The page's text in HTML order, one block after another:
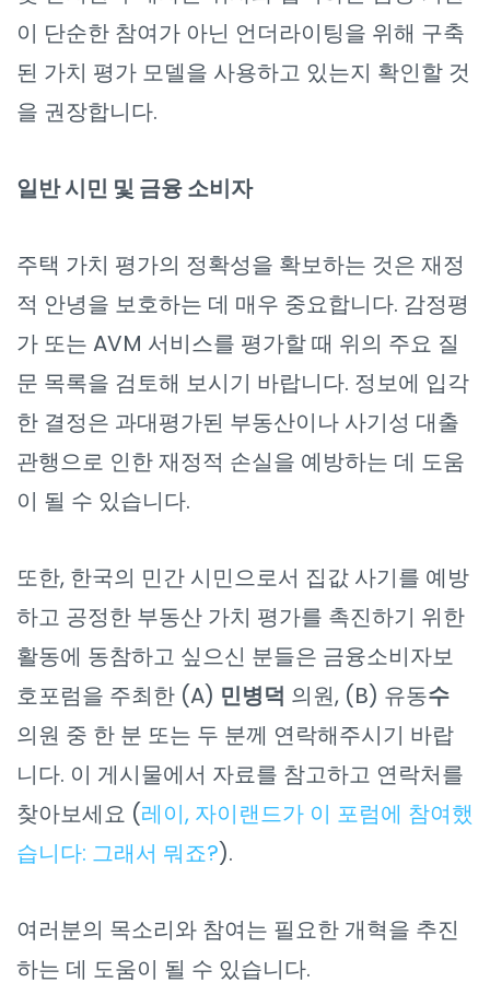
이 단순한 참여가 아닌 언더라이팅을 위해 구축
된 가치 평가 모델을 사용하고 있는지 확인할 것
을 권장합니다.
일반 시민 및 금융 소비자
주택 가치 평가의 정확성을 확보하는 것은 재정
적 안녕을 보호하는 데 매우 중요합니다. 감정평
가 또는 AVM 서비스를 평가할 때 위의 주요 질
문 목록을 검토해 보시기 바랍니다. 정보에 입각
한 결정은 과대평가된 부동산이나 사기성 대출
관행으로 인한 재정적 손실을 예방하는 데 도움
이 될 수 있습니다.
또한, 한국의 민간 시민으로서 집값 사기를 예방
하고 공정한 부동산 가치 평가를 촉진하기 위한
활동에 동참하고 싶으신 분들은 금융소비자보
호포럼을 주최한 (A) 민병덕 의원, (B) 유동수
의원 중 한 분 또는 두 분께 연락해주시기 바랍
니다. 이 게시물에서 자료를 참고하고 연락처를
찾아보세요 (레이, 자이랜드가 이 포럼에 참여했
습니다: 그래서 뭐죠?).
여러분의 목소리와 참여는 필요한 개혁을 추진
하는 데 도움이 될 수 있습니다.